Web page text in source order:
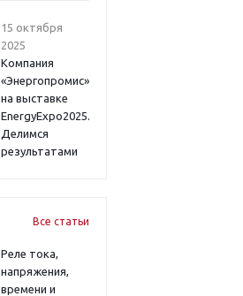
15 октября
2025
Компания
«Энергопромис»
на выставке
EnergyExpo2025.
Делимся
результатами
Все статьи
Реле тока,
напряжения,
времени и